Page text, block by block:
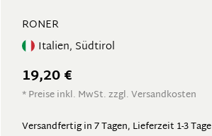
RONER
Italien, Südtirol
19,20 €
* Preise inkl. MwSt. zzgl. Versandkosten
Versandfertig in 7 Tagen, Lieferzeit 1-3 Tage